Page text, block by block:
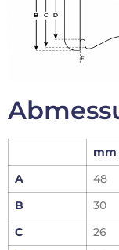
mm
A
48
B
30
C
26